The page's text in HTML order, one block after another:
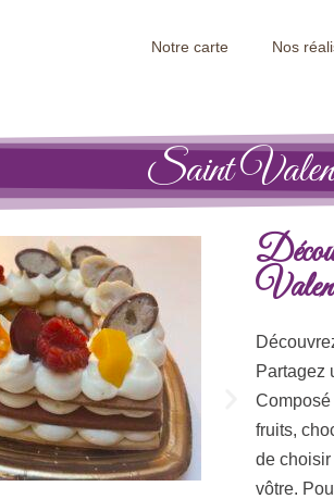
Notre carte Nos
Saint
Partagez
Composé
fruits,
de choisir
vôtre.